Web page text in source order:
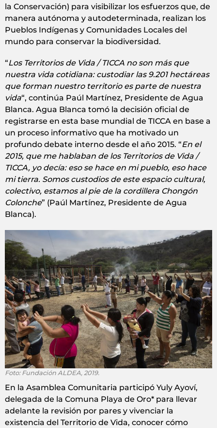
la Conservación) para visibilizar los esfuerzos que, de
manera autónoma y autodeterminada, realizan los
Pueblos Indígenas y Comunidades Locales del
mundo para conservar la biodiversidad.
“Los Territorios de Vida / TICCA no son más que
nuestra vida cotidiana: custodiar las 9.201 hectáreas
que forman nuestro territorio es parte de nuestra
vida“, continúa Paúl Martínez, Presidente de Agua
Blanca. Agua Blanca tomó la decisión oficial de
registrarse en esta base mundial de TICCA en base a
un proceso informativo que ha motivado un
profundo debate interno desde el año 2015. “En el
2015, que me hablaban de los Territorios de Vida /
TICCA, yo decía: eso se hace en mi pueblo, eso hace
mi tierra. Somos custodios de este espacio cultural,
colectivo, estamos al pie de la cordillera Chongón
Colonche” (Paúl Martínez, Presidente de Agua
Blanca).
Foto: Fundación ALDEA, 2019.
En la Asamblea Comunitaria participó Yuly Ayoví,
delegada de la Comuna Playa de Oro* para llevar
adelante la revisión por pares y vivenciar la
existencia del Territorio de Vida, conocer cómo